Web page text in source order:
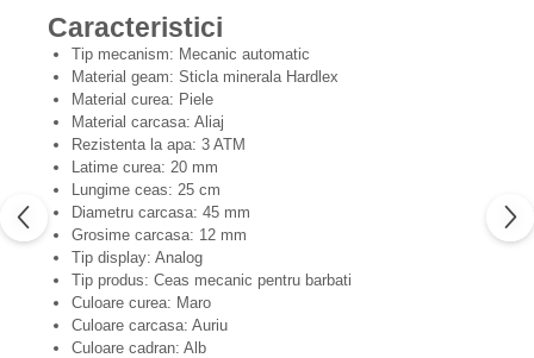
Caracteristici
Tip mecanism: Mecanic automatic
Material geam: Sticla minerala Hardlex
Material curea: Piele
Material carcasa: Aliaj
Rezistenta la apa: 3 ATM
Latime curea: 20 mm
Lungime ceas: 25 cm
Diametru carcasa: 45 mm
Grosime carcasa: 12 mm
Tip display: Analog
Tip produs: Ceas mecanic pentru barbati
Culoare curea: Maro
Culoare carcasa: Auriu
Culoare cadran: Alb